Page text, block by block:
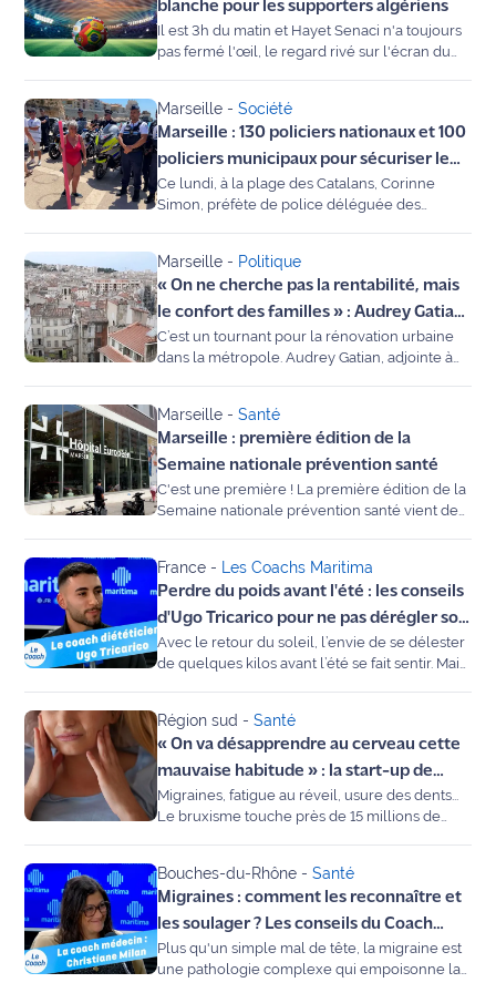
International
Défense
Municipales
2026
Contenus
L'invité(e)
de la
rédaction
coeur
Maritima
Fil
rouge
L'anecdote
de Jeff
C'est
Les
Coachs
Maritima
plan
sortie
Nous
notre chronique "Le Coach", la psychologue
Dorothée Bruni nous aide à décrypter les
mécanismes du stress et livre ses clés pour
blanche pour les supporters algériens
Il est 3h du matin et Hayet Senaci n'a toujours
pas fermé l'œil, le regard rivé sur l'écran du
patrie, on s'adapte", sourit-elle.
Marseille -Société
Marseille : 130 policiers nationaux et 100
policiers municipaux pour sécuriser le
littoral cet été
Ce lundi, à la plage des Catalans, Corinne
Simon, préfète de police déléguée des
sécurité, ont présenté le dispositif estival de
sécurité dédié à la cité phocéenne.
Marseille - Politique
« On ne cherche pas la rentabilité, mais
le confort des familles » : Audrey Gatian
(SPLA-IN) dévoile ses priorités pour le
logement à Marseille
C’est un tournant pour la rénovation urbaine
dans la métropole. Audrey Gatian, adjointe à
métropolitain dédié à la lutte contre l’habitat
indigne.
Marseille -Santé
Marseille : première édition de la
Semaine nationale prévention santé
C'est une première ! La première édition de la
Semaine nationale prévention santé vient de
sensibilisation sur la nutrition, l'activité
physique, le sommeil ou encore la santé
mentale et obtenir des dépistages gratuits
pour le cancer du sein ou le cancer colorectal,
notamment.
France -
Les Coachs Maritima
Perdre du poids avant l'été : les conseils
d'Ugo Tricarico pour ne pas dérégler son
métabolisme
Avec le retour du soleil, l’envie de se délester
de quelques kilos avant l’été se fait sentir. Mais
"Le Coach", Ugo Tricarico, diététicien-
nutritionniste à Martigues, nous explique
pourquoi la clé d'une perte de poids réussie
réside avant tout dans la compréhension de
notre métabolisme.
Région sud -Santé
« On va désapprendre au cerveau cette
mauvaise habitude » : la start-up de
Manosque Bruxless révolutionne la lutte
contre le bruxisme
Migraines, fatigue au réveil, usure des dents...
Le bruxisme touche près de 15 millions de
Collinot, directeur commercial de la start-up
Bruxless basée à Manosque, a présenté une
solution mondiale inédite. Grâce à une
technologie issue du milieu hospitalier, ce
dispositif connecté promet de "tromper" le
Bouches-du-Rhône -Santé
Migraines : comment les reconnaître et
les soulager ? Les conseils du Coach
Maritima
Plus qu'un simple mal de tête, la migraine est
une pathologie complexe qui empoisonne la